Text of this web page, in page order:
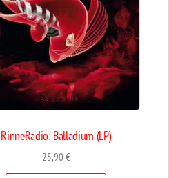
RinneRadio: Balladium (LP)
25,90€